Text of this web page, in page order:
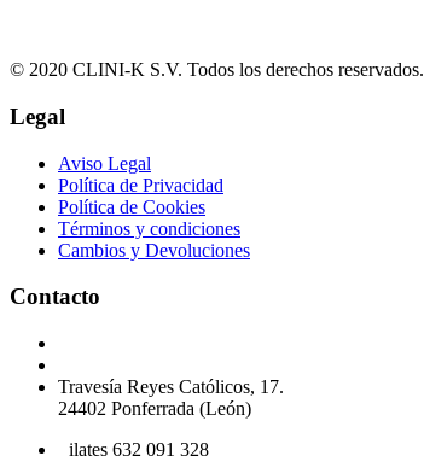
© 2020 CLINI-K S.V. Todos los derechos reservados.
Legal
Aviso Legal
Política de Privacidad
Política de Cookies
Términos y condiciones
Cambios y Devoluciones
Contacto
Travesía Reyes Católicos, 17.
24402 Ponferrada (León)
ilates 632 091 328